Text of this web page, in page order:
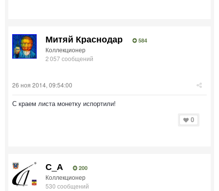
Митяй Краснодар 584
Коллекционер
2 057 сообщений
26 ноя 2014, 09:54:00
С краем листа монетку испортили!
0
С_А 200
Коллекционер
530 сообщений